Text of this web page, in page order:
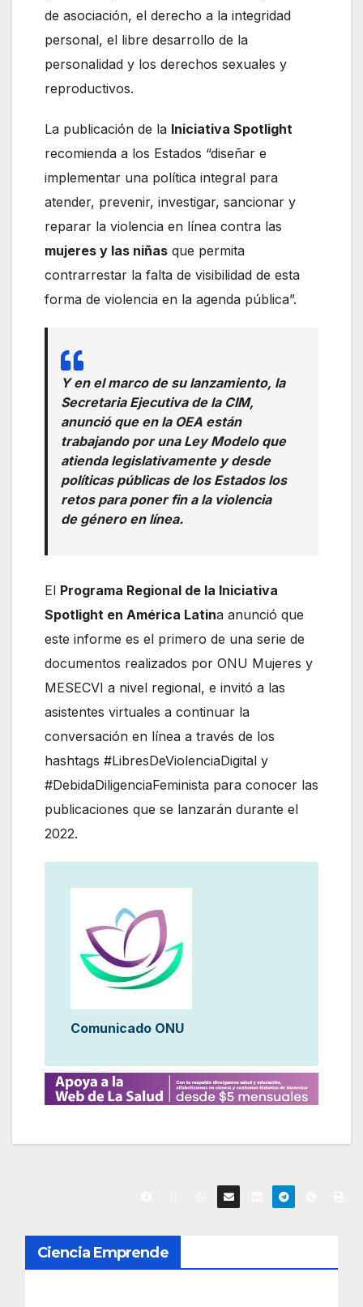
de asociación, el derecho a la integridad
personal, el libre desarrollo de la
personalidad y los derechos sexuales y
reproductivos.
La publicación de la Iniciativa Spotlight
recomienda a los Estados “diseñar e
implementar una política integral para
atender, prevenir, investigar, sancionar y
reparar la violencia en línea contra las
mujeres y las niñas que permita
contrarrestar la falta de visibilidad de esta
forma de violencia en la agenda pública”.
Y en el marco de su lanzamiento, la
Secretaria Ejecutiva de la CIM,
anunció que en la OEA están
trabajando por una Ley Modelo que
atienda legislativamente y desde
políticas públicas de los Estados los
retos para poner fin a la violencia
de género en línea.
El Programa Regional de la Iniciativa
Spotlight en América Latina anunció que
este informe es el primero de una serie de
documentos realizados por ONU Mujeres y
MESECVI a nivel regional, e invitó a las
asistentes virtuales a continuar la
conversación en línea a través de los
hashtags #LibresDeViolenciaDigital y
#DebidaDiligenciaFeminista para conocer las
publicaciones que se lanzarán durante el
2022.
Comunicado ONU
N
a
Ciencia Emprende